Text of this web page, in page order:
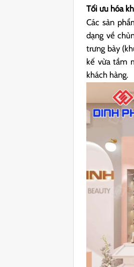
Tối ưu hóa
Các sản
dạng về
trưng bày
kế vừa tầm
khách hàng.